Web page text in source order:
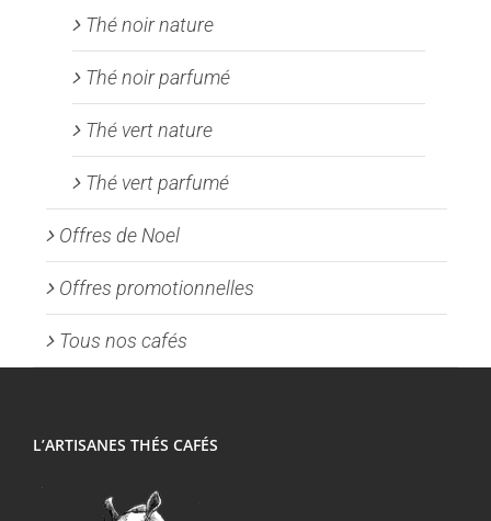
Thé noir nature
Thé noir parfumé
Thé vert nature
Thé vert parfumé
Offres de Noel
Offres promotionnelles
Tous nos cafés
L’ARTISANES THÉS CAFÉS